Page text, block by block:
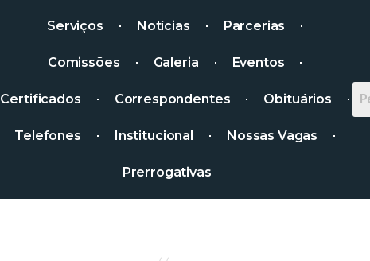
Serviços Notícias Parcerias
Comissões Galeria Eventos
Certificados Correspondentes Obituários
Telefones Institucional Nossas Vagas
Prerrogativas